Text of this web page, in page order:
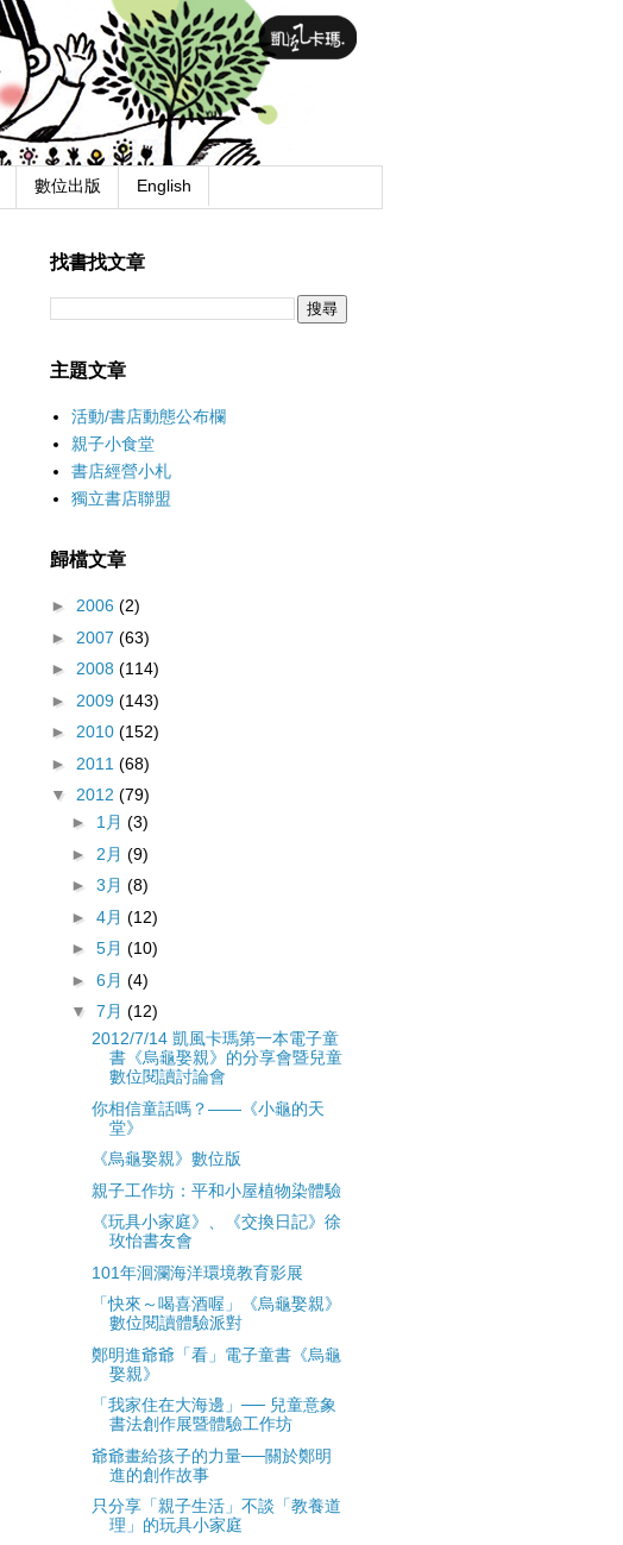
數位出版 English
找書找文章
主題文章
活動/書店動態公布欄
親子小食堂
書店經營小札
獨立書店聯盟
歸檔文章
► 2006 (2)
► 2007 (63)
► 2008 (114)
► 2009 (143)
► 2010 (152)
► 2011 (68)
▼ 2012 (79)
► 1月 (3)
► 2月 (9)
► 3月 (8)
► 4月 (12)
► 5月 (10)
► 6月 (4)
▼ 7月 (12)
2012/7/14 凱風卡瑪第一本電子童
書《烏龜娶親》的分享會暨兒童
數位閱讀討論會
你相信童話嗎？——《小龜的天
堂》
《烏龜娶親》數位版
親子工作坊：平和小屋植物染體驗
《玩具小家庭》、《交換日記》徐
玫怡書友會
101年洄瀾海洋環境教育影展
「快來～喝喜酒喔」《烏龜娶親》
數位閱讀體驗派對
鄭明進爺爺「看」電子童書《烏龜
娶親》
「我家住在大海邊」── 兒童意象
書法創作展暨體驗工作坊
爺爺畫給孩子的力量──關於鄭明
進的創作故事
只分享「親子生活」不談「教養道
理」的玩具小家庭